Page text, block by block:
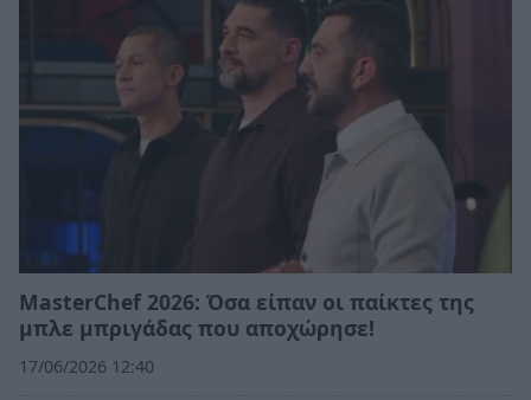
MasterChef 2026: Όσα είπαν οι παίκτες της
μπλε μπριγάδας που αποχώρησε!
17/06/2026 12:40